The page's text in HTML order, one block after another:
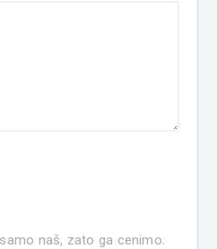
naš, zato ga cenimo.